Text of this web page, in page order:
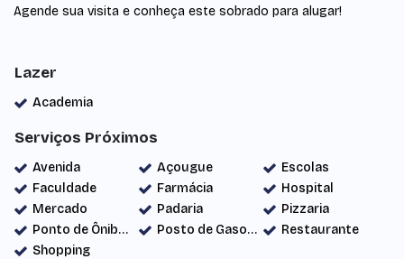
Agende sua visita e conheça este sobrado para alugar!
Lazer
Academia
Serviços Próximos
Avenida Açougue
Escolas
Faculdade
Farmácia
Hospital
Mercado
Padaria
Pizzaria
Ponto de Ônibus
Posto de Gasolina
Restaurante
Shopping